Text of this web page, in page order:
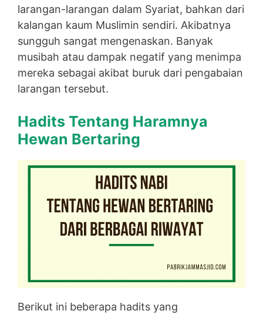
larangan-larangan dalam Syariat, bahkan dari
kalangan kaum Muslimin sendiri. Akibatnya
sungguh sangat mengenaskan. Banyak
musibah atau dampak negatif yang menimpa
mereka sebagai akibat buruk dari pengabaian
larangan tersebut.
Hadits Tentang Haramnya
Hewan Bertaring
Berikut ini beberapa hadits yang